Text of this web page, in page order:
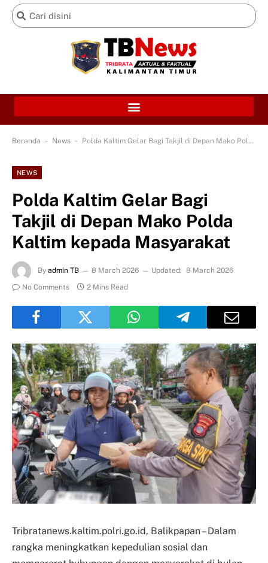
Beranda - News - Polda Kaltim Gelar Bagi Takjil di Depan Mako Polda Kaltim kepada Masyarakat
NEWS
Polda Kaltim Gelar Bagi
Takjil di Depan Mako Polda
Kaltim kepada Masyarakat
By admin TB 8 March 2026 Updated: 8 March 2026
No Comments
2 Mins Read
Tribratanews.kaltim.polri.go.id, Balikpapan – Dalam
rangka meningkatkan kepedulian sosial dan